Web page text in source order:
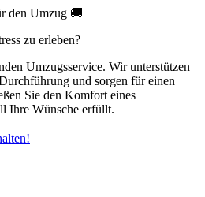
den Umzug 🚚
zu erleben?
Umzugsservice. Wir unterstützen
und sorgen für einen
Sie den Komfort eines
Ihre Wünsche erfüllt.